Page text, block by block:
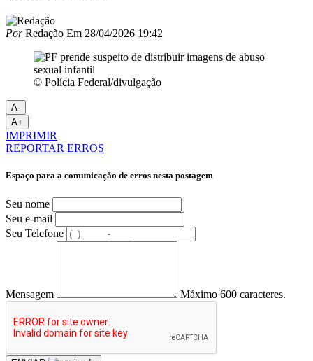
PorRedação Em 28/04/2026 19:42
© Polícia Federal/divulgação
A-
A+
IMPRIMIR
REPORTAR ERROS
Espaço para a comunicação de erros nesta postagem
Seu nome
Seu e-mail
Seu Telefone
Mensagem Máximo 600 caracteres.